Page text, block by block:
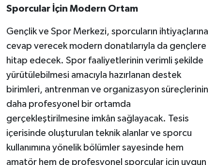
Sporcular İçin Modern Ortam
Gençlik ve Spor Merkezi, sporcuların ihtiyaçlarına
cevap verecek modern donatılarıyla da gençlere
hitap edecek. Spor faaliyetlerinin verimli şekilde
yürütülebilmesi amacıyla hazırlanan destek
birimleri, antrenman ve organizasyon süreçlerinin
daha profesyonel bir ortamda
gerçekleştirilmesine imkân sağlayacak. Tesis
içerisinde oluşturulan teknik alanlar ve sporcu
kullanımına yönelik bölümler sayesinde hem
amatör hem de profesyonel sporcular için uygun